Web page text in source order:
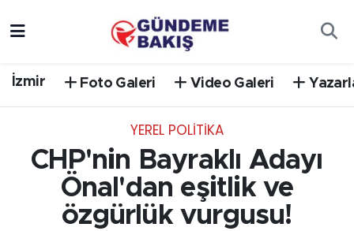
İzmir Foto Galeri Video Galeri
YEREL POLİTİKA
CHP'nin Bayraklı Adayı
Önal'dan eşitlik ve
özgürlük vurgusu!
EGE
EĞİTİM
Trafik Durumu
Süper Lig Puan Durumu ve Fikstür
Tüm Manşetler